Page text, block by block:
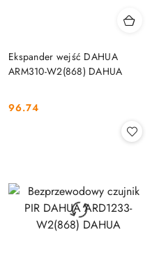
Ekspander wejść DAHUA
ARM310-W2(868) DAHUA
Cena:
96.74